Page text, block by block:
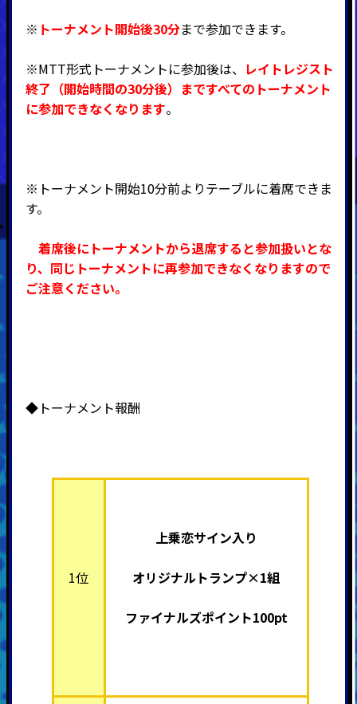
※ トーナメント開始後30分まで参加できます。
※MTT形式トーナメントに参加後は、 レイトレジスト
終了（開始時間の30分後）まですべてのトーナメント
に参加できなくなります。
※トーナメント開始10分前よりテーブルに着席できま
す。
着席後にトーナメントから退席すると参加扱いとな
り、同じトーナメントに再参加できなくなりますので
ご注意ください。
◆トーナメント報酬
1位
上乗恋サイン入り
オリジナルトランプ×1組
ファイナルズポイント100pt